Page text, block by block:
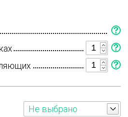
Не выбрано